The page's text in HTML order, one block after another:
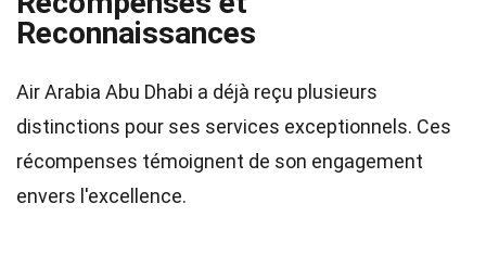
Reconnaissances
Air Arabia Abu Dhabi a déjà reçu plusieurs
distinctions pour ses services exceptionnels. Ces
récompenses témoignent de son engagement
envers l'excellence.